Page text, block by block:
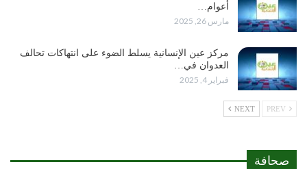
أعوام…
مارس 26, 2025
مركز عين الإنسانية يسلط الضوء على انتهاكات تحالف
العدوان في…
فبراير 4, 2025
NEXT
صحافة